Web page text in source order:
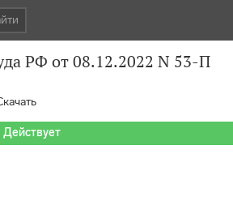
РФ от 08.12.2022 N 53-П
Действует